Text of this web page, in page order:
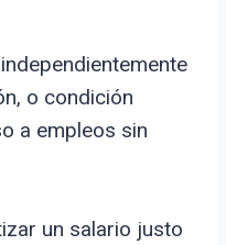
o condición
a empleos sin
un salario justo